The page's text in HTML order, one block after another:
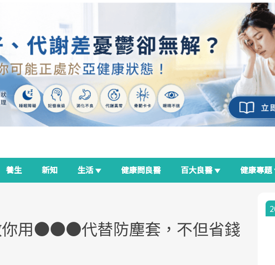
養生 新知 生活 健康問良醫 百大良醫 健康專題
你用●●●代替防塵套，不但省錢